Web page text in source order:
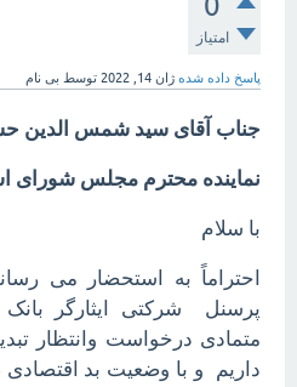
امتیاز
پاسخ داده شده ژان 14, 2022 توسط بی نام
جناب آقای سید شمس الدین
نماینده محترم مجلس شورای
با سلام
احتراماً به استحضار می
پرسنل شرکتی ایثارگر
متمادی درخواست وانتظار
داریم و با وضعیت بد